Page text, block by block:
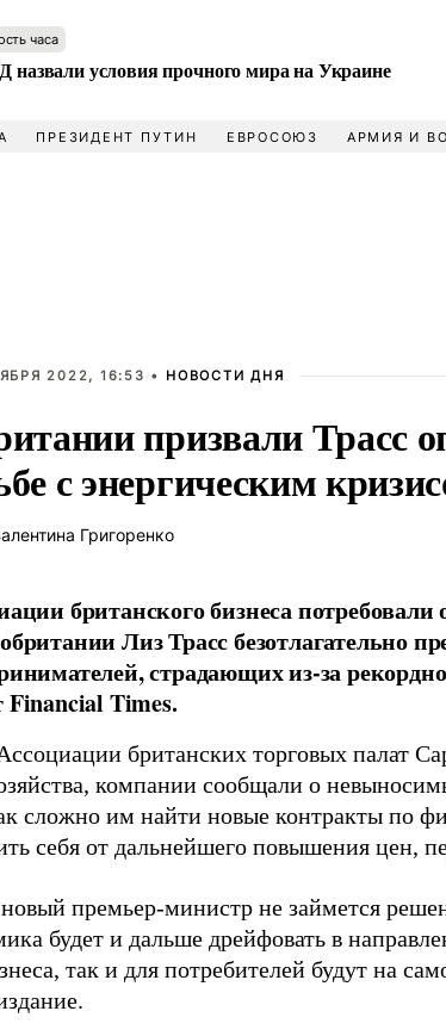
часа
условия прочного мира на Украине
ПРЕЗИДЕНТ ПУТИН ЕВРОСОЮЗ АРМИЯ И
2022, 16:53 • НОВОСТИ ДНЯ
призвали Трасс
с энергическим
Григоренко
британского бизнеса
Лиз Трасс безотлагательно
страдающих из-за
Times.
британских торговых палат
компании сообщали о
сложно им найти новые контракты по
себя от дальнейшего повышения цен,
премьер-министр не займется
будет и дальше дрейфовать в
так и для потребителей будут на